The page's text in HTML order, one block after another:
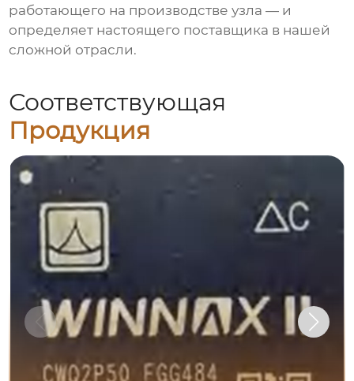
работающего на производстве узла — и
определяет настоящего поставщика в нашей
сложной отрасли.
Соответствующая
Продукция